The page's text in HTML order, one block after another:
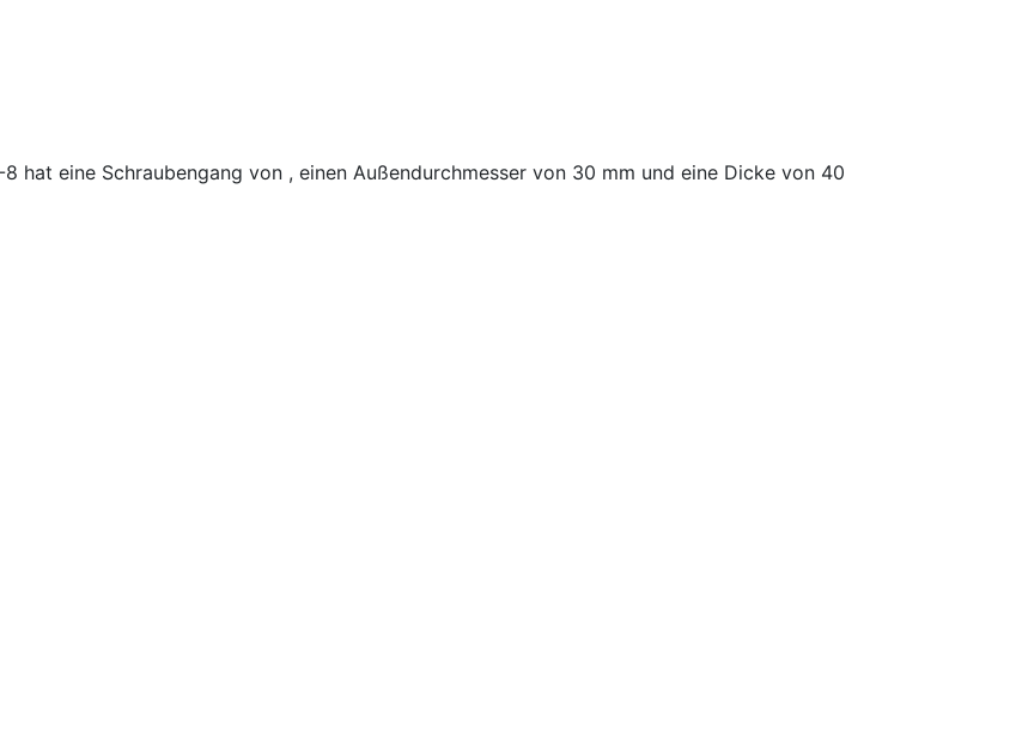
hat eine Schraubengang von , einen Außendurchmesser von 30 mm und eine Dicke von 40